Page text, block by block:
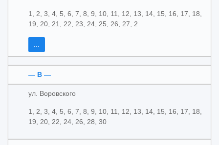
1, 2, 3, 4, 5, 6, 7, 8, 9, 10, 11, 12, 13, 14, 15, 16, 17, 18,
19, 20, 21, 22, 23, 24, 25, 26, 27, 2
...
— В —
ул. Воровского
1, 2, 3, 4, 5, 6, 7, 8, 9, 10, 11, 12, 13, 14, 15, 16, 17, 18,
19, 20, 22, 24, 26, 28, 30